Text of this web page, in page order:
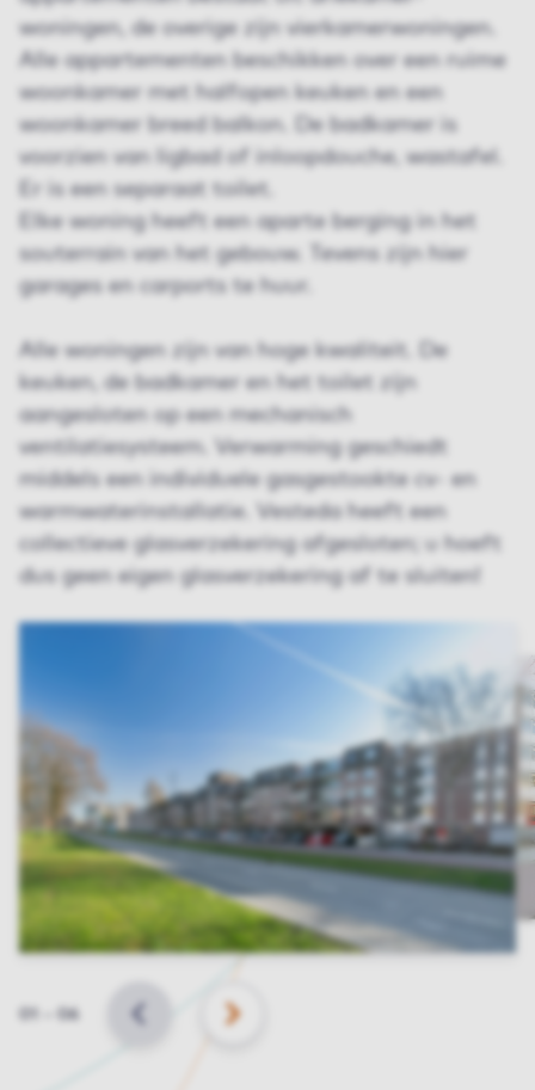
woningen, de overige zijn vierkamerwoningen.
Alle appartementen beschikken over een ruime
woonkamer met halfopen keuken en een
woonkamer breed balkon. De badkamer is
voorzien van ligbad of inloopdouche, wastafel.
Er is een separaat toilet.
Elke woning heeft een aparte berging in het
souterrain van het gebouw. Tevens zijn hier
garages en carports te huur.
Alle woningen zijn van hoge kwaliteit. De
keuken, de bad­kamer en het toilet zijn
aangesloten op een mechanisch
ventilatiesysteem. Verwarming geschiedt
middels een individuele gasgestookte cv- en
warmwaterinstallatie. Vesteda heeft een
collectieve glasverzekering afgesloten; u hoeft
dus geen eigen glasverzekering af te sluiten!
Slide
VORIGE VOLGENDE